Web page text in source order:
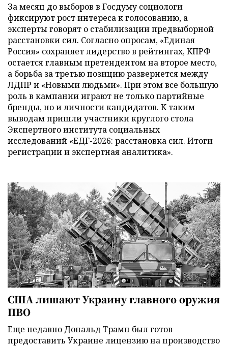
За месяц до выборов в Госдуму социологи
фиксируют рост интереса к голосованию, а
эксперты говорят о стабилизации предвыборной
расстановки сил. Согласно опросам, «Единая
Россия» сохраняет лидерство в рейтингах, КПРФ
остается главным претендентом на второе место,
а борьба за третью позицию развернется между
ЛДПР и «Новыми людьми». При этом все большую
роль в кампании играют не только партийные
бренды, но и личности кандидатов. К таким
выводам пришли участники круглого стола
Экспертного института социальных
исследований «ЕДГ-2026: расстановка сил. Итоги
регистрации и экспертная аналитика».
США лишают Украину главного оружия
ПВО
Еще недавно Дональд Трамп был готов
предоставить Украине лицензию на производство